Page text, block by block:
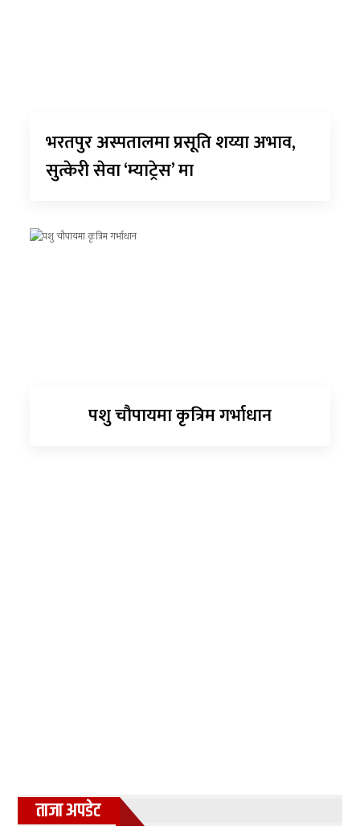
भरतपुर अस्पतालमा प्रसूति शय्या अभाव,
सुत्केरी सेवा ‘म्याट्रेस’ मा
पशु चौपायमा कृत्रिम गर्भाधान
ताजा अपडेट